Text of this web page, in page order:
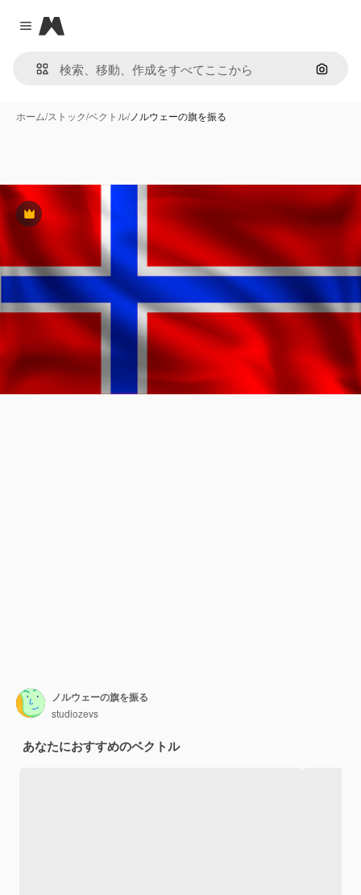
Close menu
Magnific
画像で
ホーム/ストック/ベクトル/ノルウェーの旗を振る
Premium
ノルウェーの旗を振る
studiozevs
あなたにおすすめのベクトル